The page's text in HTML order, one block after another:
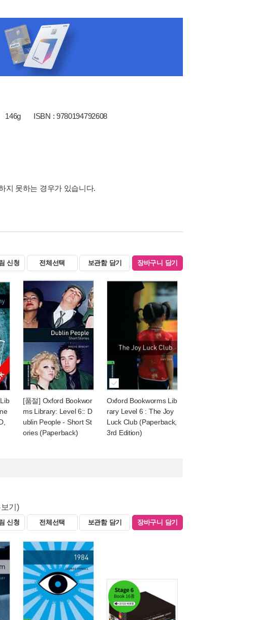
146g ISBN : 9780194792608
지 못하는 경우가 있습니다.
신청 전체선택 보관함 담기 장바구니 담기
[품절] Oxford Bookwor
ms Library: Level 6:: D
ublin People - Short St
ories (Paperback)
Oxford Bookworms Lib
rary Level 6 : The Joy
Luck Club (Paperback,
3rd Edition)
기)
신청 전체선택 보관함 담기 장바구니 담기